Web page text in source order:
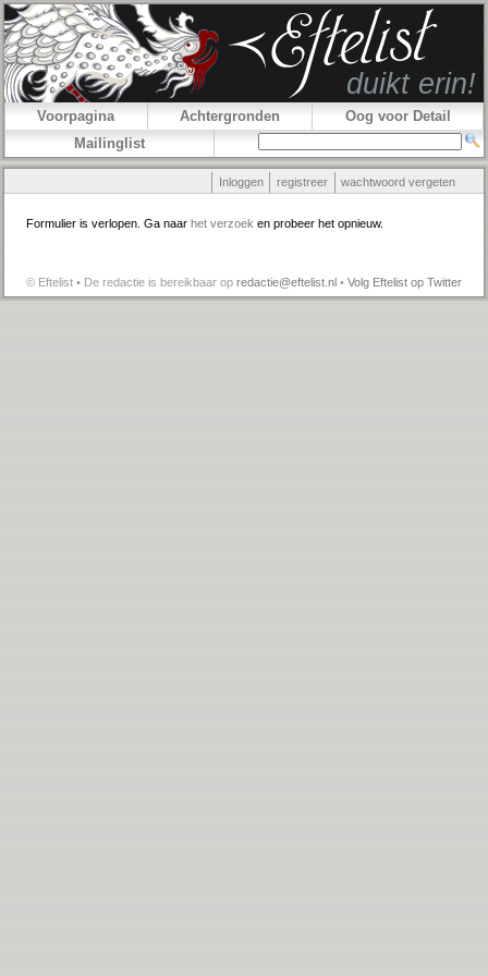
Voorpagina Achtergronden
Oog voor Detail
Mailinglist
Inloggen registreer wachtwoord vergeten
Formulier is verlopen. Ga naar het verzoek en probeer het opnieuw.
© Eftelist • De redactie is bereikbaar op redactie@eftelist.nl • Volg Eftelist op Twitter